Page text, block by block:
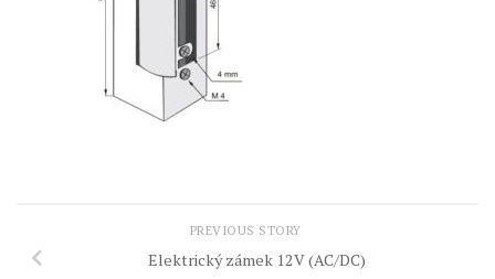
PREVIOUS STORY
Elektrický zámek 12V (AC/DC)